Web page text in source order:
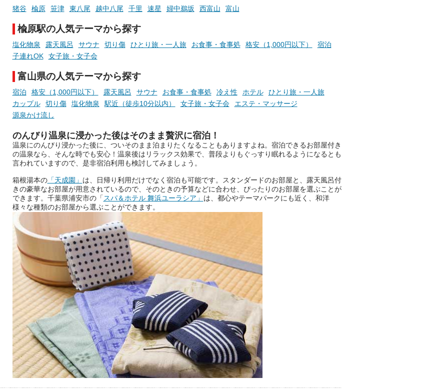
でくることはありませんか？
お風呂でリラックスしているか
らこそ向き合える、大切な自分
の本音。
そんな心のつぶやきを、湯あが
りの温まった心のまま相談でき
たら素敵ですよね。
ニフティ温泉の「占いベンチ」
は、そんなあなたの心のつぶや
きをプロの占い師に相談するこ
とができるサービスです。
おふろパス会員様なら、この特
別なひとときを「毎月10分無
料」でご利用いただけます。
お湯で体がほぐれたら、次は占
い師さんとお話しして、心もほ
ぐしてみませんか？
今回は筆者自ら入浴した中か
ら、日本各地にある炭酸水素塩
泉を12施設セレクト。すべて
日帰り入浴可能で、源泉かけ流
を厳選しました。
札」を集めることで、オリジナ
ルグッズや無料券などの特典と
さらに、各館ではアロマロウリ
───
提供元：万葉倶楽部株式会社
猪谷 楡原 笹津 東八尾 越中八尾 千里 速星 婦中鵜坂 西富山 富山
楡原駅の人気テーマから探す
塩化物泉 露天風呂 サウナ 切り傷 ひとり旅・一人旅 お食事・食事処 格安（1,000円以下）
宿泊
子連れOK
女子旅・女子会
富山県の人気テーマから探す
宿泊 格安（1,000円以下） 露天風呂 サウナ お食事・食事処 冷え性 ホテル
ひとり旅・一人旅
カップル
切り傷 塩化物泉 駅近（徒歩10分以内） 女子旅・女子会
エステ・マッサージ
源泉かけ流し
のんびり温泉に浸かった後はそのまま贅沢に宿泊！
温泉にのんびり浸かった後に、ついそのまま泊まりたくなることもありますよね。宿泊できるお部屋付き
の温泉なら、そんな時でも安心！温泉後はリラックス効果で、普段よりもぐっすり眠れるようになるとも
言われていますので、是非宿泊利用も検討してみましょう。
箱根湯本の「天成園」 は、日帰り利用だけでなく宿泊も可能です。スタンダードのお部屋と、露天風呂付
きの豪華なお部屋が用意されているので、そのときの予算などに合わせ、ぴったりのお部屋を選ぶことが
できます。千葉県浦安市の「スパ＆ホテル 舞浜ユーラシア」 は、都心やテーマパークにも近く、和洋
様々な種類のお部屋から選ぶことができます。